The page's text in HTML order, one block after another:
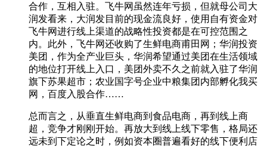
合作，互相入驻。飞牛网虽然连年亏损，但就母公司大
润发看来，大润发目前的现金流良好，使用自有资金对
飞牛网进行线上渠道的战略性投资都是在可控范围之
内。此外，飞牛网还收购了生鲜电商甫田网；华润投资
美团，作为全产业巨头，华润希望通过美团在生活领域
的地位打开线上入口，美团外卖不久之前就入驻了华润
旗下苏果超市；农业国字号企业中粮集团内部孵化我买
网，百度入股合作……
总而言之，从垂直生鲜电商到食品电商，再到线上商
超，竞争才刚刚开始。再放大到线上线下零售，格局还
远未到下定论之时，例如资本圈普遍看好的线下便利店